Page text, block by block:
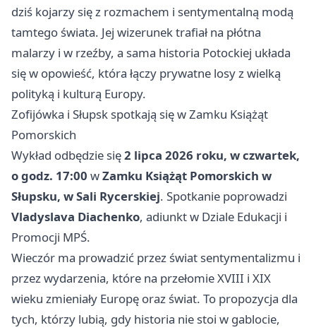
dziś kojarzy się z rozmachem i sentymentalną modą
tamtego świata. Jej wizerunek trafiał na płótna
malarzy i w rzeźby, a sama historia Potockiej układa
się w opowieść, która łączy prywatne losy z wielką
polityką i kulturą Europy.
Zofijówka i Słupsk spotkają się w Zamku Książąt
Pomorskich
Wykład odbędzie się2 lipca 2026 roku, w czwartek,
o godz. 17:00 wZamku Książąt Pomorskich w
Słupsku, w Sali Rycerskiej. Spotkanie poprowadzi
Vladyslava Diachenko, adiunkt w Dziale Edukacji i
Promocji MPŚ.
Wieczór ma prowadzić przez świat sentymentalizmu i
przez wydarzenia, które na przełomie XVIII i XIX
wieku zmieniały Europę oraz świat. To propozycja dla
tych, którzy lubią, gdy historia nie stoi w gablocie,